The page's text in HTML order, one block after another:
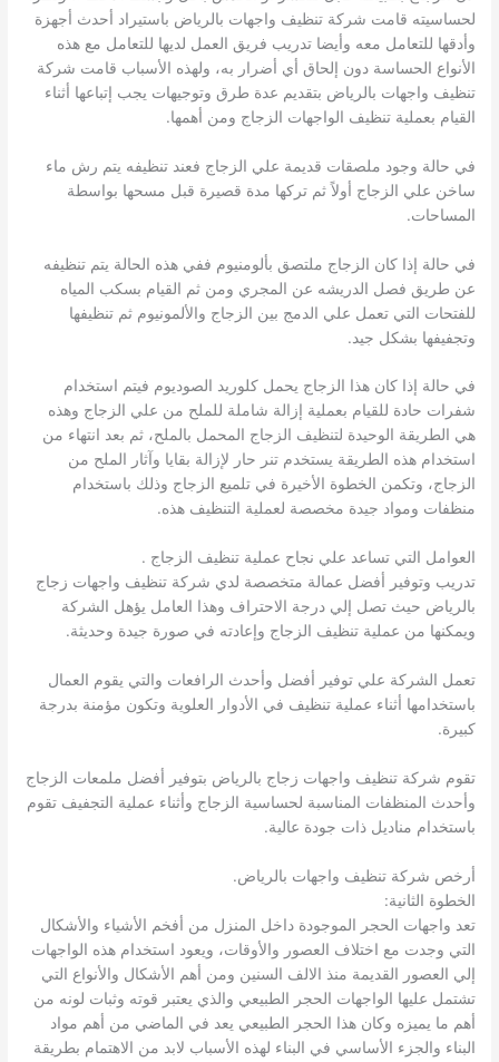
لحساسيته قامت شركة تنظيف واجهات بالرياض باستيراد أحدث أجهزة
وأدقها للتعامل معه وأيضا تدريب فريق العمل لديها للتعامل مع هذه
الأنواع الحساسة دون إلحاق أي أضرار به، ولهذه الأسباب قامت شركة
تنظيف واجهات بالرياض بتقديم عدة طرق وتوجيهات يجب إتباعها أثناء
القيام بعملية تنظيف الواجهات الزجاج ومن أهمها.
في حالة وجود ملصقات قديمة علي الزجاج فعند تنظيفه يتم رش ماء
ساخن علي الزجاج أولاً ثم تركها مدة قصيرة قبل مسحها بواسطة
المساحات.
في حالة إذا كان الزجاج ملتصق بألومنيوم ففي هذه الحالة يتم تنظيفه
عن طريق فصل الدريشه عن المجري ومن ثم القيام بسكب المياه
للفتحات التي تعمل علي الدمج بين الزجاج والألمونيوم ثم تنظيفها
وتجفيفها بشكل جيد.
في حالة إذا كان هذا الزجاج يحمل كلوريد الصوديوم فيتم استخدام
شفرات حادة للقيام بعملية إزالة شاملة للملح من علي الزجاج وهذه
هي الطريقة الوحيدة لتنظيف الزجاج المحمل بالملح، ثم بعد انتهاء من
استخدام هذه الطريقة يستخدم تنر حار لإزالة بقايا وآثار الملح من
الزجاج، وتكمن الخطوة الأخيرة في تلميع الزجاج وذلك باستخدام
منظفات ومواد جيدة مخصصة لعملية التنظيف هذه.
العوامل التي تساعد علي نجاح عملية تنظيف الزجاج .
تدريب وتوفير أفضل عمالة متخصصة لدي شركة تنظيف واجهات زجاج
بالرياض حيث تصل إلي درجة الاحتراف وهذا العامل يؤهل الشركة
ويمكنها من عملية تنظيف الزجاج وإعادته في صورة جيدة وحديثة.
تعمل الشركة علي توفير أفضل وأحدث الرافعات والتي يقوم العمال
باستخدامها أثناء عملية تنظيف في الأدوار العلوية وتكون مؤمنة بدرجة
كبيرة.
تقوم شركة تنظيف واجهات زجاج بالرياض بتوفير أفضل ملمعات الزجاج
وأحدث المنظفات المناسبة لحساسية الزجاج وأثناء عملية التجفيف تقوم
باستخدام مناديل ذات جودة عالية.
أرخص شركة تنظيف واجهات بالرياض.
الخطوة الثانية:
تعد واجهات الحجر الموجودة داخل المنزل من أفخم الأشياء والأشكال
التي وجدت مع اختلاف العصور والأوقات، ويعود استخدام هذه الواجهات
إلي العصور القديمة منذ الالف السنين ومن أهم الأشكال والأنواع التي
تشتمل عليها الواجهات الحجر الطبيعي والذي يعتبر قوته وثبات لونه من
أهم ما يميزه وكان هذا الحجر الطبيعي يعد في الماضي من أهم مواد
البناء والجزء الأساسي في البناء لهذه الأسباب لابد من الاهتمام بطريقة